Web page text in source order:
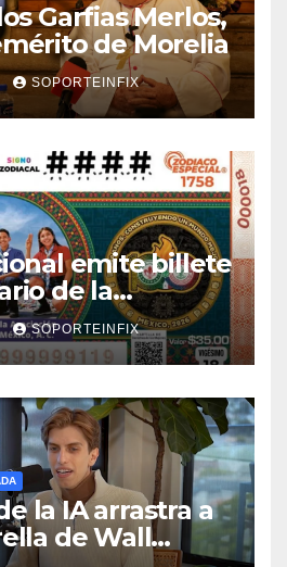
Garfias Merlos,
de Morelia
SOPORTEINFIX
emite billete
de la
Scouts en
SOPORTEINFIX
la IA arrastra a
de Wall